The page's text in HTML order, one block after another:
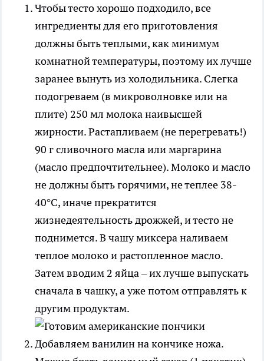
Чтобы тесто хорошо подходило, все
ингредиенты для его приготовления
должны быть теплыми, как минимум
комнатной температуры, поэтому их лучше
заранее вынуть из холодильника. Слегка
подогреваем (в микроволновке или на
плите) 250 мл молока наивысшей
жирности. Растапливаем (не перегревать!)
90 г сливочного масла или маргарина
(масло предпочтительнее). Молоко и масло
не должны быть горячими, не теплее 38-
40°С, иначе прекратится
жизнедеятельность дрожжей, и тесто не
поднимется. В чашу миксера наливаем
теплое молоко и растопленное масло.
Затем вводим 2 яйца – их лучше выпускать
сначала в чашку, а уже потом отправлять к
другим продуктам.
Добавляем ванилин на кончике ножа.